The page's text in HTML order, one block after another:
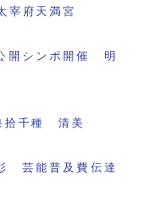
宰府天満宮
開シンポ開催 明
拾千種 清美
芸能普及費伝達